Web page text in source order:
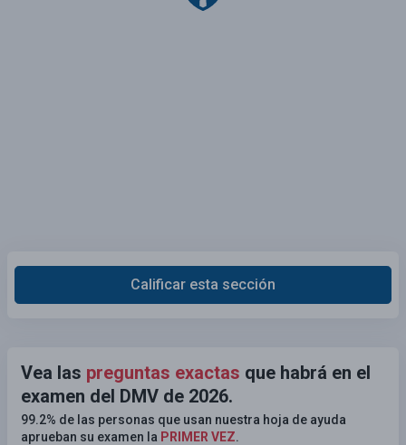
Calificar esta sección
Vea las preguntas exactas que habrá en el
examen del DMV de 2026.
99.2% de las personas que usan nuestra hoja de ayuda
aprueban su examen la PRIMER VEZ.